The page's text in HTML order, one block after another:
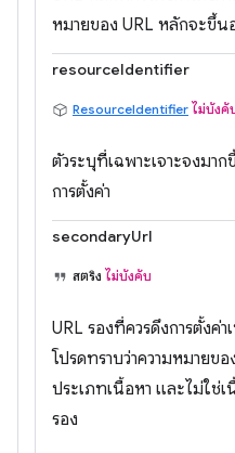
หมายของ URL หลักจะขึ้น
resourceIdentifier
ResourceIdentifier ไม่บังคั
ตัวระบุที่เฉพาะเจาะจงมา
การตั้งค่า
secondaryUrl
สตริง ไม่บังคับ
URL รองที่ควรดึงการตั้งค่
โปรดทราบว่าความหมายข
ประเภทเนื้อหา และไม่ใช่
รอง